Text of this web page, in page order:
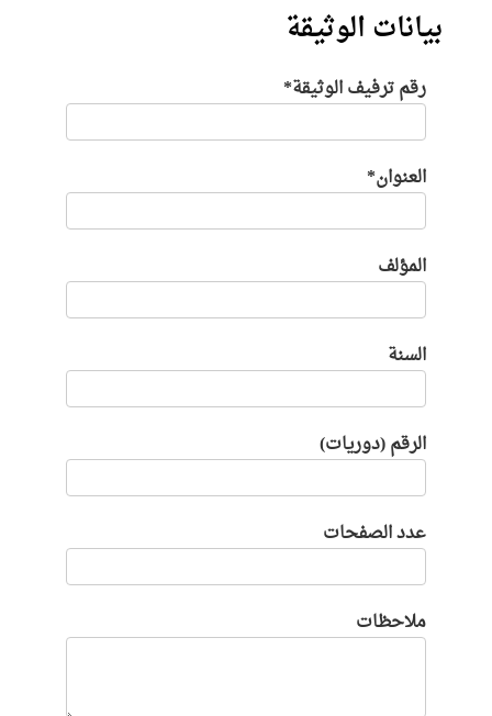
بيانات الوثيقة
رقم ترفيف الوثيقة*
العنوان*
المؤلف
السنة
الرقم (دوريات)
عدد الصفحات
ملاحظات